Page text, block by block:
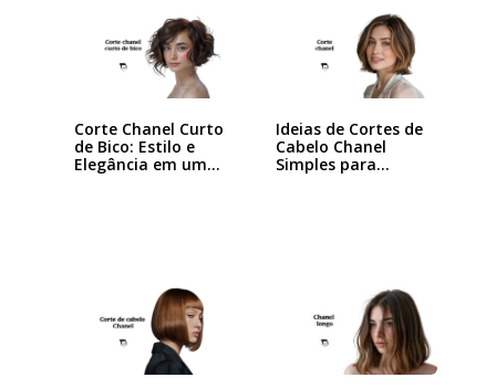
Corte Chanel Curto
de Bico: Estilo e
Elegância em um…
Ideias de Cortes de
Cabelo Chanel
Simples para…